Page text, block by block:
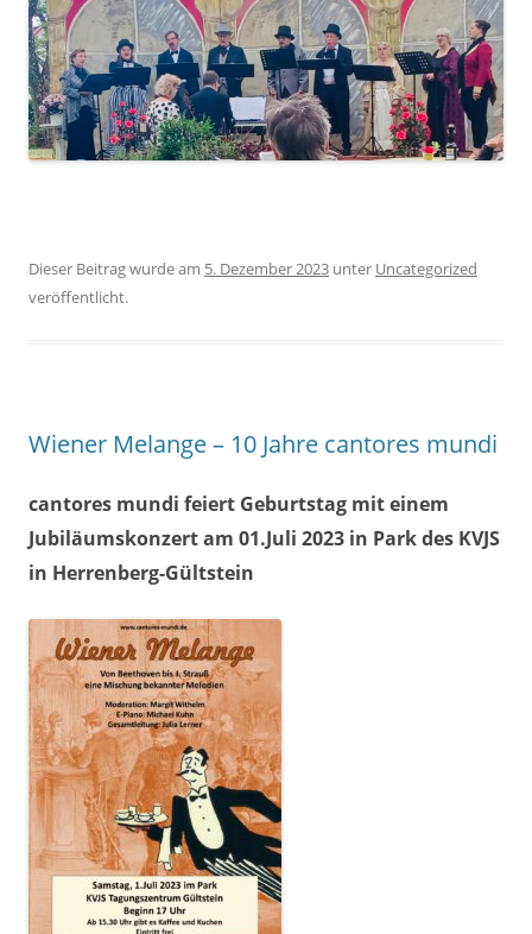
Dieser Beitrag wurde am 5. Dezember 2023 unter Uncategorized
veröffentlicht.
Wiener Melange – 10 Jahre cantores mundi
cantores mundi feiert Geburtstag mit einem
Jubiläumskonzert am 01.Juli 2023 in Park des KVJS
in Herrenberg-Gültstein